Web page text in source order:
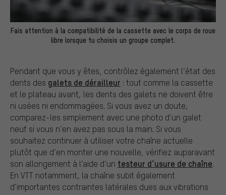
Fais attention à la compatibilité de la cassette avec le corps de roue
libre lorsque tu choisis un groupe complet.
Pendant que vous y êtes, contrôlez également l’état des
dents des galets de dérailleur : tout comme la cassette
et le plateau avant, les dents des galets ne doivent être
ni usées ni endommagées. Si vous avez un doute,
comparez-les simplement avec une photo d’un galet
neuf si vous n’en avez pas sous la main. Si vous
souhaitez continuer à utiliser votre chaîne actuelle
plutôt que d’en monter une nouvelle, vérifiez auparavant
son allongement à l’aide d’un testeur d’usure de chaîne.
En VTT notamment, la chaîne subit également
d’importantes contraintes latérales dues aux vibrations